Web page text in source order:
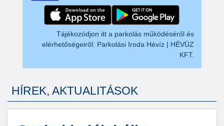
Tájékozódjon itt a parkolás működéséről és
elérhetőségeiről: Parkolási Iroda Hévíz | HÉVÜZ
KFT.
HÍREK, AKTUALITÁSOK